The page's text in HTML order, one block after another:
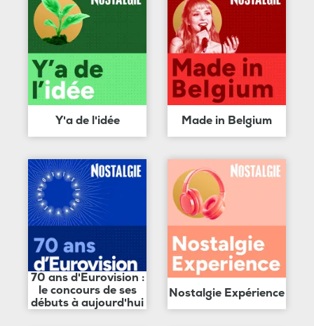
Y'a de l'idée Made in Belgium
70 ans d'Eurovision :
le concours de ses
débuts à aujourd'hui
Nostalgie Expérience